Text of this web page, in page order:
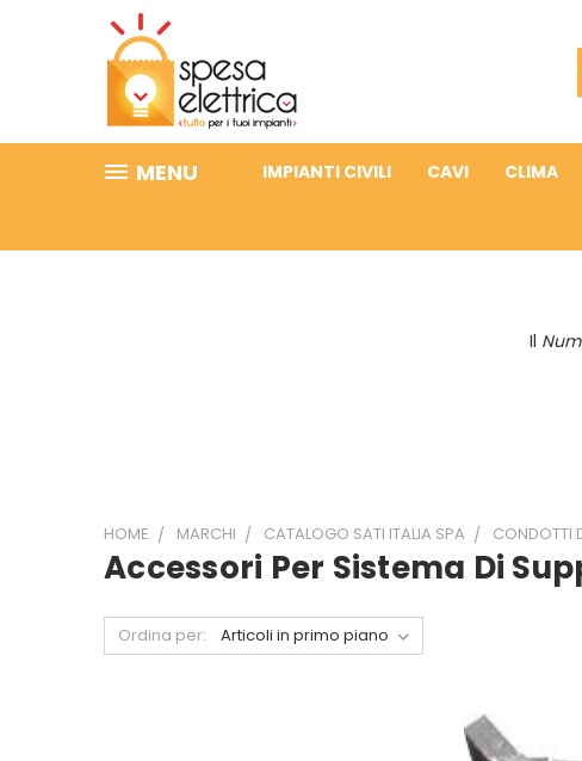
MENU IMPIANTI CIVILI CAVI CLIMA
Il
HOME MARCHI CATALOGO SATI ITALIA SPA CONDOTTI
Accessori Per Sistema Di
Ordina per: